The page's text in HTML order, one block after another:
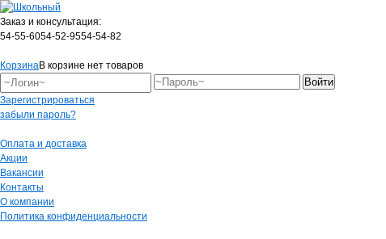
Заказ и консультация:
54-55-6054-52-9554-54-82
КорзинаВ корзине нет товаров
Зарегистрироваться
забыли пароль?
Оплата и доставка
Акции
Вакансии
Контакты
О компании
Политика конфиденциальности